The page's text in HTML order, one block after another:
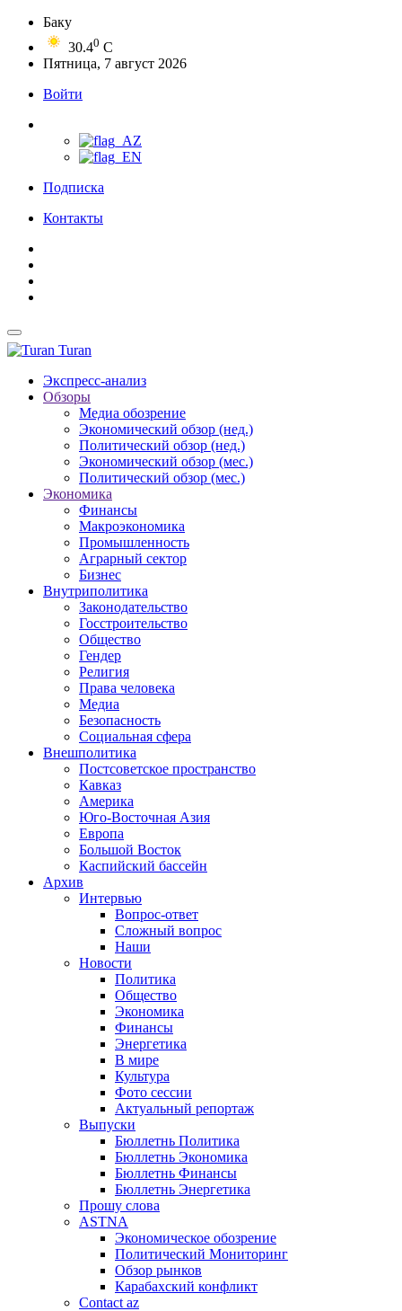
Баку
30.40 C
Пятница, 7 август 2026
Войти
Подписка
Контакты
Turan
Экспресс-анализ
Обзоры
Медиа обозрение
Экономический обзор (нед.)
Политический обзор (нед.)
Экономический обзор (мес.)
Политический обзор (мес.)
Экономика
Финансы
Макроэкономика
Промышленность
Аграрный сектор
Бизнес
Внутриполитика
Законодательство
Госстроительство
Общество
Гендер
Религия
Права человека
Медиа
Безопасность
Социальная сфера
Внешполитика
Постсоветское пространство
Кавказ
Америка
Юго-Восточная Азия
Европа
Большой Восток
Каспийский бассейн
Архив
Интервью
Вопрос-ответ
Сложный вопрос
Наши
Новости
Политика
Общество
Экономика
Финансы
Энергетика
В мире
Культура
Фото сессии
Актуальный репортаж
Выпуски
Бюллетнь Политика
Бюллетнь Экономика
Бюллетнь Финансы
Бюллетнь Энергетика
Прошу слова
ASTNA
Экономическое обозрение
Политический Мониторинг
Обзор рынков
Карабахский конфликт
Contact az